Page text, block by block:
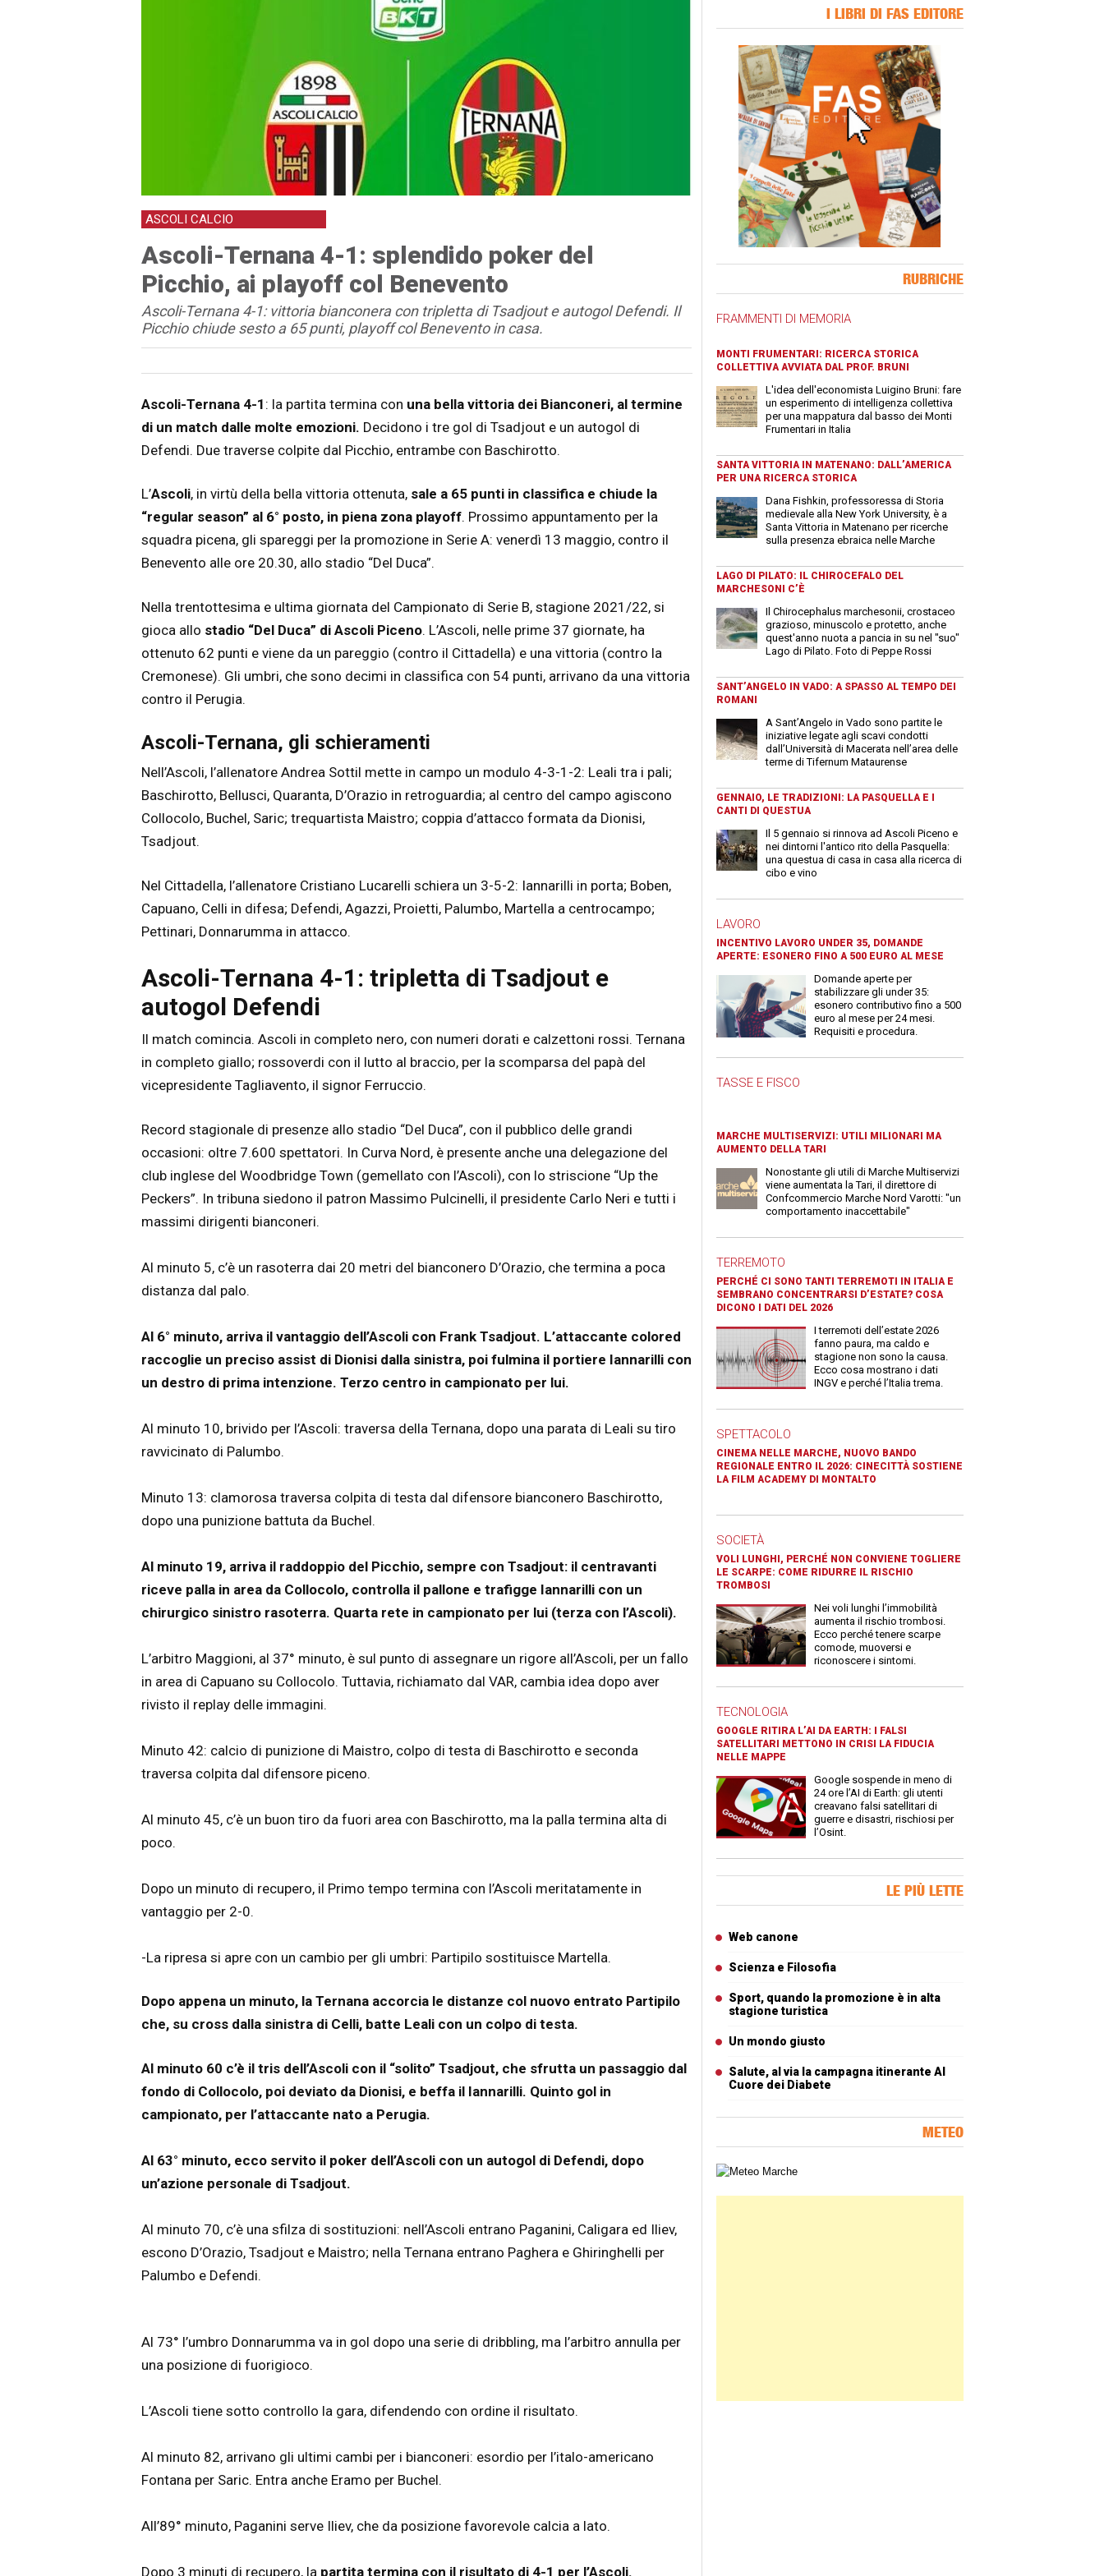
ASCOLI CALCIO
Ascoli-Ternana 4-1: splendido poker del
Picchio, ai playoff col Benevento
Ascoli-Ternana 4-1: vittoria bianconera con tripletta di Tsadjout e autogol Defendi. Il
Picchio chiude sesto a 65 punti, playoff col Benevento in casa.
Articolo
Testo articolo principale
Ascoli-Ternana 4-1 : la partita termina con una bella vittoria dei Bianconeri, al termine
di un match dalle molte emozioni. Decidono i tre gol di Tsadjout e un autogol di
Defendi. Due traverse colpite dal Picchio, entrambe con Baschirotto.
L’Ascoli, in virtù della bella vittoria ottenuta, sale a 65 punti in classifica e chiude la
“regular season” al 6° posto, in piena zona playoff. Prossimo appuntamento per la
squadra picena, gli spareggi per la promozione in Serie A: venerdì 13 maggio, contro il
Benevento alle ore 20.30, allo stadio “Del Duca”.
Nella trentottesima e ultima giornata del Campionato di Serie B, stagione 2021/22, si
gioca allo stadio “Del Duca” di Ascoli Piceno. L’Ascoli, nelle prime 37 giornate, ha
ottenuto 62 punti e viene da un pareggio (contro il Cittadella) e una vittoria (contro la
Cremonese). Gli umbri, che sono decimi in classifica con 54 punti, arrivano da una vittoria
contro il Perugia.
Ascoli-Ternana, gli schieramenti
Nell’Ascoli, l’allenatore Andrea Sottil mette in campo un modulo 4-3-1-2: Leali tra i pali;
Baschirotto, Bellusci, Quaranta, D’Orazio in retroguardia; al centro del campo agiscono
Collocolo, Buchel, Saric; trequartista Maistro; coppia d’attacco formata da Dionisi,
Tsadjout.
Nel Cittadella, l’allenatore Cristiano Lucarelli schiera un 3-5-2: Iannarilli in porta; Boben,
Capuano, Celli in difesa; Defendi, Agazzi, Proietti, Palumbo, Martella a centrocampo;
Pettinari, Donnarumma in attacco.
Ascoli-Ternana 4-1: tripletta di Tsadjout e
autogol Defendi
Il match comincia. Ascoli in completo nero, con numeri dorati e calzettoni rossi. Ternana
in completo giallo; rossoverdi con il lutto al braccio, per la scomparsa del papà del
vicepresidente Tagliavento, il signor Ferruccio.
Record stagionale di presenze allo stadio “Del Duca”, con il pubblico delle grandi
occasioni: oltre 7.600 spettatori. In Curva Nord, è presente anche una delegazione del
club inglese del Woodbridge Town (gemellato con l’Ascoli), con lo striscione “Up the
Peckers”. In tribuna siedono il patron Massimo Pulcinelli, il presidente Carlo Neri e tutti i
massimi dirigenti bianconeri.
Al minuto 5, c’è un rasoterra dai 20 metri del bianconero D’Orazio, che termina a poca
distanza dal palo.
Al 6° minuto, arriva il vantaggio dell’Ascoli con Frank Tsadjout. L’attaccante colored
raccoglie un preciso assist di Dionisi dalla sinistra, poi fulmina il portiere Iannarilli con
un destro di prima intenzione. Terzo centro in campionato per lui.
Al minuto 10, brivido per l’Ascoli: traversa della Ternana, dopo una parata di Leali su tiro
ravvicinato di Palumbo.
Minuto 13: clamorosa traversa colpita di testa dal difensore bianconero Baschirotto,
dopo una punizione battuta da Buchel.
Al minuto 19, arriva il raddoppio del Picchio, sempre con Tsadjout: il centravanti
riceve palla in area da Collocolo, controlla il pallone e trafigge Iannarilli con un
chirurgico sinistro rasoterra. Quarta rete in campionato per lui (terza con l’Ascoli).
L’arbitro Maggioni, al 37° minuto, è sul punto di assegnare un rigore all’Ascoli, per un fallo
in area di Capuano su Collocolo. Tuttavia, richiamato dal VAR, cambia idea dopo aver
rivisto il replay delle immagini.
Minuto 42: calcio di punizione di Maistro, colpo di testa di Baschirotto e seconda
traversa colpita dal difensore piceno.
Al minuto 45, c’è un buon tiro da fuori area con Baschirotto, ma la palla termina alta di
poco.
Dopo un minuto di recupero, il Primo tempo termina con l’Ascoli meritatamente in
vantaggio per 2-0.
-La ripresa si apre con un cambio per gli umbri: Partipilo sostituisce Martella.
Dopo appena un minuto, la Ternana accorcia le distanze col nuovo entrato Partipilo
che, su cross dalla sinistra di Celli, batte Leali con un colpo di testa.
Al minuto 60 c’è il tris dell’Ascoli con il “solito” Tsadjout, che sfrutta un passaggio dal
fondo di Collocolo, poi deviato da Dionisi, e beffa il Iannarilli. Quinto gol in
campionato, per l’attaccante nato a Perugia.
Al 63° minuto, ecco servito il poker dell’Ascoli con un autogol di Defendi, dopo
un’azione personale di Tsadjout.
Al minuto 70, c’è una sfilza di sostituzioni: nell’Ascoli entrano Paganini, Caligara ed Iliev,
escono D’Orazio, Tsadjout e Maistro; nella Ternana entrano Paghera e Ghiringhelli per
Palumbo e Defendi.
Al 73° l’umbro Donnarumma va in gol dopo una serie di dribbling, ma l’arbitro annulla per
una posizione di fuorigioco.
L’Ascoli tiene sotto controllo la gara, difendendo con ordine il risultato.
Al minuto 82, arrivano gli ultimi cambi per i bianconeri: esordio per l’italo-americano
Fontana per Saric. Entra anche Eramo per Buchel.
All’89° minuto, Paganini serve Iliev, che da posizione favorevole calcia a lato.
Dopo 3 minuti di recupero, la partita termina con il risultato di 4-1 per l’Ascoli.
I LIBRI DI FAS EDITORE
RUBRICHE
FRAMMENTI DI MEMORIA
MONTI FRUMENTARI: RICERCA STORICA
COLLETTIVA AVVIATA DAL PROF. BRUNI
L'idea dell'economista Luigino Bruni: fare
un esperimento di intelligenza collettiva
per una mappatura dal basso dei Monti
Frumentari in Italia
SANTA VITTORIA IN MATENANO: DALL’AMERICA
PER UNA RICERCA STORICA
Dana Fishkin, professoressa di Storia
medievale alla New York University, è a
Santa Vittoria in Matenano per ricerche
sulla presenza ebraica nelle Marche
LAGO DI PILATO: IL CHIROCEFALO DEL
MARCHESONI C’È
Il Chirocephalus marchesonii, crostaceo
grazioso, minuscolo e protetto, anche
quest'anno nuota a pancia in su nel "suo"
Lago di Pilato. Foto di Peppe Rossi
SANT’ANGELO IN VADO: A SPASSO AL TEMPO DEI
ROMANI
A Sant’Angelo in Vado sono partite le
iniziative legate agli scavi condotti
dall’Università di Macerata nell’area delle
terme di Tifernum Mataurense
GENNAIO, LE TRADIZIONI: LA PASQUELLA E I
CANTI DI QUESTUA
Il 5 gennaio si rinnova ad Ascoli Piceno e
nei dintorni l'antico rito della Pasquella:
una questua di casa in casa alla ricerca di
cibo e vino
LAVORO
INCENTIVO LAVORO UNDER 35, DOMANDE
APERTE: ESONERO FINO A 500 EURO AL MESE
Domande aperte per
stabilizzare gli under 35:
esonero contributivo fino a 500
euro al mese per 24 mesi.
Requisiti e procedura.
TASSE E FISCO
MARCHE MULTISERVIZI: UTILI MILIONARI MA
AUMENTO DELLA TARI
Nonostante gli utili di Marche Multiservizi
viene aumentata la Tari, il direttore di
Confcommercio Marche Nord Varotti: "un
comportamento inaccettabile"
TERREMOTO
PERCHÉ CI SONO TANTI TERREMOTI IN ITALIA E
SEMBRANO CONCENTRARSI D’ESTATE? COSA
DICONO I DATI DEL 2026
I terremoti dell’estate 2026
fanno paura, ma caldo e
stagione non sono la causa.
Ecco cosa mostrano i dati
INGV e perché l’Italia trema.
SPETTACOLO
CINEMA NELLE MARCHE, NUOVO BANDO
REGIONALE ENTRO IL 2026: CINECITTÀ SOSTIENE
LA FILM ACADEMY DI MONTALTO
SOCIETÀ
VOLI LUNGHI, PERCHÉ NON CONVIENE TOGLIERE
LE SCARPE: COME RIDURRE IL RISCHIO
TROMBOSI
Nei voli lunghi l’immobilità
aumenta il rischio trombosi.
Ecco perché tenere scarpe
comode, muoversi e
riconoscere i sintomi.
TECNOLOGIA
GOOGLE RITIRA L’AI DA EARTH: I FALSI
SATELLITARI METTONO IN CRISI LA FIDUCIA
NELLE MAPPE
Google sospende in meno di
24 ore l’AI di Earth: gli utenti
creavano falsi satellitari di
guerre e disastri, rischiosi per
l’Osint.
LE PIÙ LETTE
Web canone
Scienza e Filosofia
Sport, quando la promozione è in alta
stagione turistica
Un mondo giusto
Salute, al via la campagna itinerante Al
Cuore dei Diabete
METEO
Carta meteorologica delle Marche